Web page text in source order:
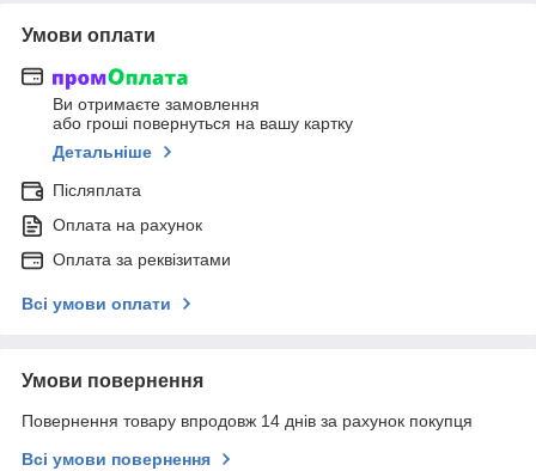
Умови оплати
Ви отримаєте замовлення
або гроші повернуться на вашу картку
Детальніше
Післяплата
Оплата на рахунок
Оплата за реквізитами
Всі умови оплати
Умови повернення
Повернення товару впродовж 14 днів за рахунок покупця
Всі умови повернення